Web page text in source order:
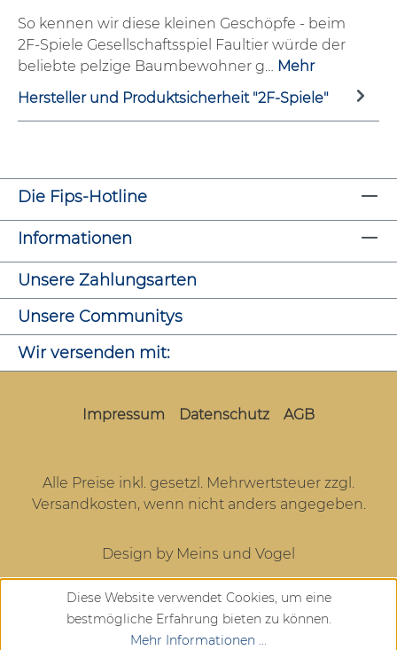
So kennen wir diese kleinen Geschöpfe - beim
2F-Spiele Gesellschaftsspiel Faultier würde der
beliebte pelzige Baumbewohner g… Mehr
Hersteller und Produktsicherheit "2F-Spiele"
Die Fips-Hotline
Informationen
Unsere Zahlungsarten
Unsere Communitys
Wir versenden mit:
Impressum Datenschutz AGB
Alle Preise inkl. gesetzl. Mehrwertsteuer zzgl.
Versandkosten, wenn nicht anders angegeben.
Design by Meins und Vogel
Diese Website verwendet Cookies, um eine
bestmögliche Erfahrung bieten zu können.
Mehr Informationen ...